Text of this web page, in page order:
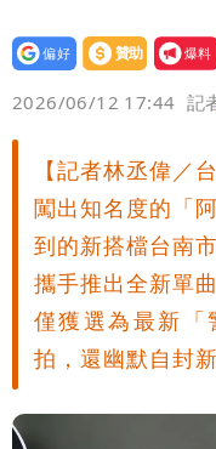
台北山區升
大潮 恐海
澎湖13兒
家！縣府
經紀人強
法官都怒
桃園復興
次看
慈濟遭詐
錯有那麼
颱風相當
雨這時才
五月天冠
設為
贊助
我要
爆料
2026/06/12 17:44 記
【記者林丞偉／
闖出知名度的「
到的新搭檔台南
攜手推出全新單
僅獲選為最新「
拍，還幽默自封